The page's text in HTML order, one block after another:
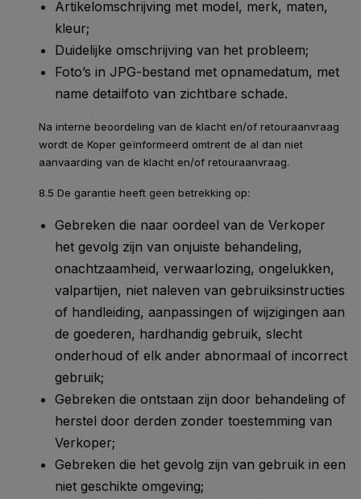
Artikelomschrijving met model, merk, maten,
kleur;
Duidelijke omschrijving van het probleem;
Foto’s in JPG-bestand met opnamedatum, met
name detailfoto van zichtbare schade.
Na interne beoordeling van de klacht en/of retouraanvraag
wordt de Koper geïnformeerd omtrent de al dan niet
aanvaarding van de klacht en/of retouraanvraag.
8.5 De garantie heeft geen betrekking op:
Gebreken die naar oordeel van de Verkoper
het gevolg zijn van onjuiste behandeling,
onachtzaamheid, verwaarlozing, ongelukken,
valpartijen, niet naleven van gebruiksinstructies
of handleiding, aanpassingen of wijzigingen aan
de goederen, hardhandig gebruik, slecht
onderhoud of elk ander abnormaal of incorrect
gebruik;
Gebreken die ontstaan zijn door behandeling of
herstel door derden zonder toestemming van
Verkoper;
Gebreken die het gevolg zijn van gebruik in een
niet geschikte omgeving;